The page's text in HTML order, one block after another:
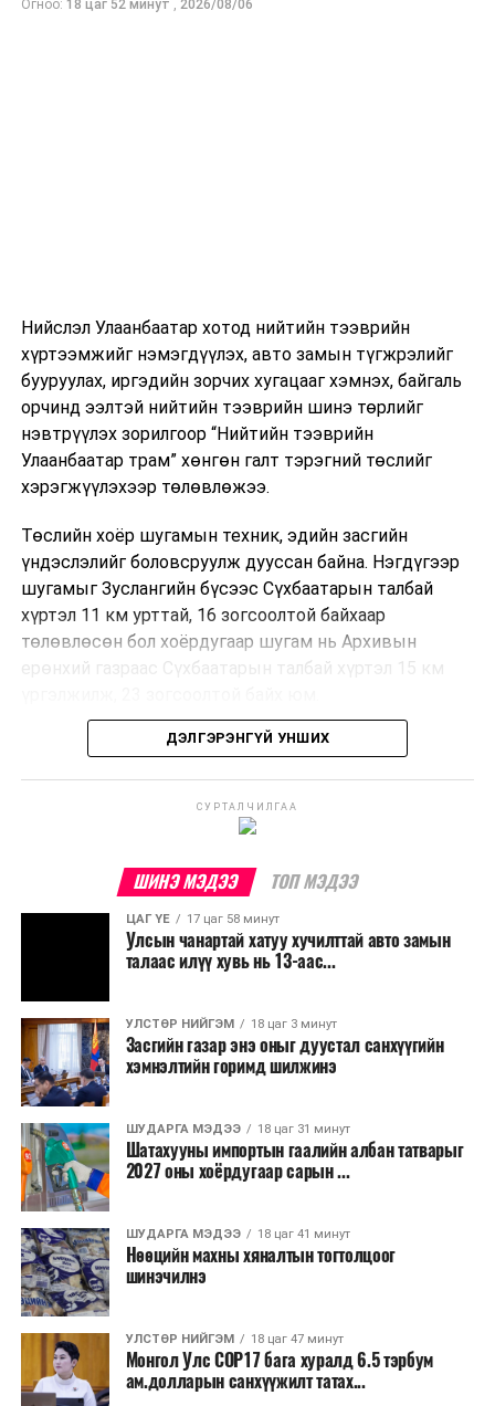
Огноо: 18 цаг 52 минут , 2026/08/06
Нийслэл Улаанбаатар хотод нийтийн тээврийн
хүртээмжийг нэмэгдүүлэх, авто замын түгжрэлийг
бууруулах, иргэдийн зорчих хугацааг хэмнэх, байгаль
орчинд ээлтэй нийтийн тээврийн шинэ төрлийг
нэвтрүүлэх зорилгоор “Нийтийн тээврийн
Улаанбаатар трам” хөнгөн галт тэрэгний төслийг
хэрэгжүүлэхээр төлөвлөжээ.
Төслийн хоёр шугамын техник, эдийн засгийн
үндэслэлийг боловсруулж дууссан байна. Нэгдүгээр
шугамыг Зуслангийн бүсээс Сүхбаатарын талбай
хүртэл 11 км урттай, 16 зогсоолтой байхаар
төлөвлөсөн бол хоёрдугаар шугам нь Архивын
ерөнхий газраас Сүхбаатарын талбай хүртэл 15 км
Төслийг бүрэн хэрэгжүүлснээр цагт 10-12 мянган
Трамвайн системийг хөгжүүлснээр нийтийн тээвэрт
суурилсан хот төлөвлөлтийг дэмжиж, шугам болон
зогсоолуудыг түшиглэсэн худалдаа, үйлчилгээ, орон
сууцны шинэ бүсүүд бий болох боломжтой. Үүний
зэрэгцээ ажлын байр нэмэгдэх, жижиг, дунд
бизнесийн үйл ажиллагаа өргөжих, үл хөдлөх
хөрөнгийн үнэ цэнэ өсөх зэрэг эдийн засгийн эерэг
үр нөлөө үзүүлнэ гэж тооцсон байна.
Трамвай нь цахилгаан эрчим хүчээр ажилладаг тул
ашиглалтын явцад агаар бохирдуулагч бодис шууд
ялгаруулахгүй. Иргэд хувийн автомашинаас их
багтаамжийн нийтийн тээвэрт шилжсэнээр замын
хөдөлгөөний ачаалал, нүүрстөрөгчийн давхар исэл
болон бусад хүлэмжийн хийн ялгарлыг бууруулах ач
холбогдолтой.
Түгжрэлээс үүдэлтэй эдийн засгийн алдагдлыг
тооцоход нэг автомашин өдөрт дунджаар 2.5 цаг
түгжрэлд саатахдаа 3.45 литр шатахууныг үр ашиггүй
зарцуулдаг байна. Ингэснээр нэг жолооч өдөрт
ДЭЛГЭРЭНГҮЙ УНШИХ
СУРТАЛЧИЛГАА
ШИНЭ МЭДЭЭ ТОП МЭДЭЭ
ЦАГ ҮЕ 17 цаг 58 минут
Улсын чанартай хатуу хучилттай авто замын
талаас илүү хувь нь 13-аас...
УЛСТӨР НИЙГЭМ 18 цаг 3 минут
Засгийн газар энэ оныг дуустал санхүүгийн
хэмнэлтийн горимд шилжинэ
ШУДАРГА МЭДЭЭ 18 цаг 31 минут
Шатахууны импортын гаалийн албан татварыг
2027 оны хоёрдугаар сарын ...
ШУДАРГА МЭДЭЭ 18 цаг 41 минут
Нөөцийн махны хяналтын тогтолцоог
шинэчилнэ
УЛСТӨР НИЙГЭМ 18 цаг 47 минут
Монгол Улс COP17 бага хуралд 6.5 тэрбум
ам.долларын санхүүжилт татах...